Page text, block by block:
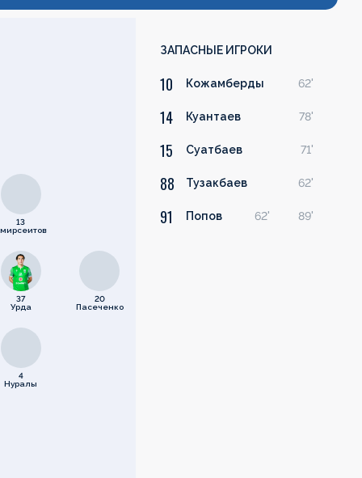
13
37
Урда
4
Нуралы
20
Пасеченко
ЗАПАСНЫЕ ИГРОКИ
10 Кожамберды 62'
14 Куантаев 78'
15 Суатбаев 71'
88 Тузакбаев 62'
91 Попов 62' 89'